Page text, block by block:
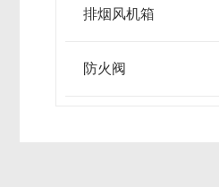
排烟风机箱
防火阀